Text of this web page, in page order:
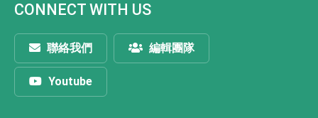
CONNECT WITH US
聯絡我們 編輯團隊
Youtube